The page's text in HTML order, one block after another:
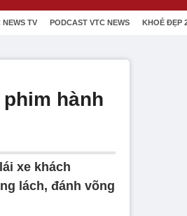
NEWS TV PODCAST VTC NEWS KHOẺ ĐẸP
hành
xe khách
lách, đánh võng